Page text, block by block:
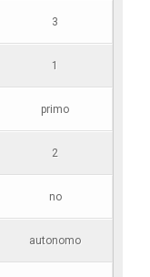
3
1
primo
2
no
autonomo